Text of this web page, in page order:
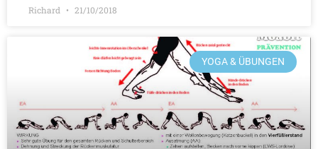
Richard 21/10/2018
YOGA & ÜBUNGEN